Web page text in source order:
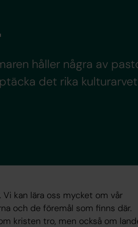
håller några av
det rika
kan lära oss mycket om vår
och de föremål som finns där.
kristen tro, men också om